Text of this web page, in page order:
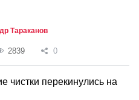
Тараканов
2839 0
чистки перекинулись на